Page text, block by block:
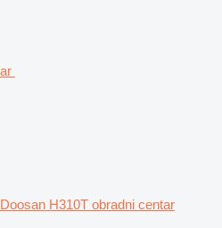
Doosan H310T obradni centar